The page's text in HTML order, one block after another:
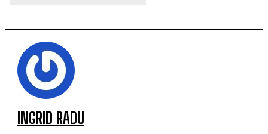
INGRID RADU